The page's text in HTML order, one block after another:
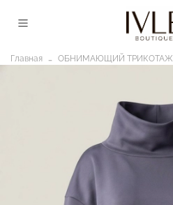
Главная ОБНИМАЮЩИЙ ТРИКОТАЖ